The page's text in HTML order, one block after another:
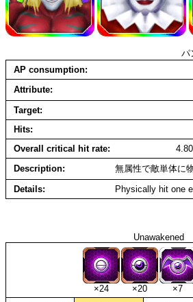
パ
AP consumption
Attribute
Target
Hits
Overall critical hit rate
Description
無属性で敵単体に
Details
Physically hit one
Unawakened
×24 ×20 ×7